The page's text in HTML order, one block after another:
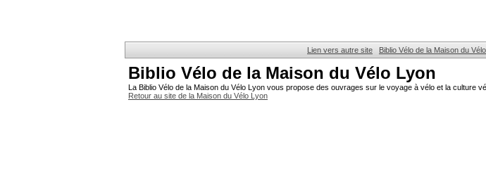
Lien vers autre site Biblio Vélo de la Maison du
Biblio Vélo de la Maison du Vélo Lyon
La Biblio Vélo de la Maison du Vélo Lyon vous propose des ouvrages sur le voyage à vélo et la culture
Retour au site de la Maison du Vélo Lyon